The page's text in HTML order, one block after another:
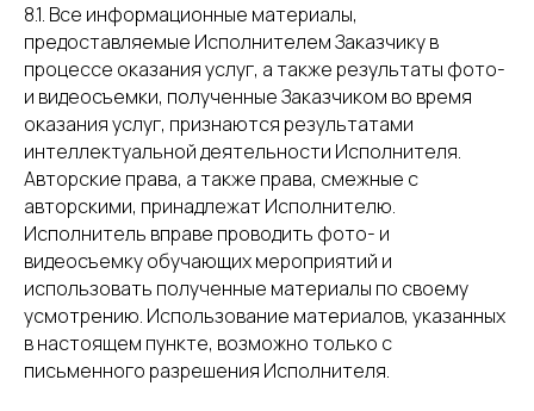
8.1. Все информационные материалы,
предоставляемые Исполнителем Заказчику в
процессе оказания услуг, а также результаты фото-
и видеосъемки, полученные Заказчиком во время
оказания услуг, признаются результатами
интеллектуальной деятельности Исполнителя.
Авторские права, а также права, смежные с
авторскими, принадлежат Исполнителю.
Исполнитель вправе проводить фото- и
видеосъемку обучающих мероприятий и
использовать полученные материалы по своему
усмотрению. Использование материалов, указанных
в настоящем пункте, возможно только с
письменного разрешения Исполнителя.